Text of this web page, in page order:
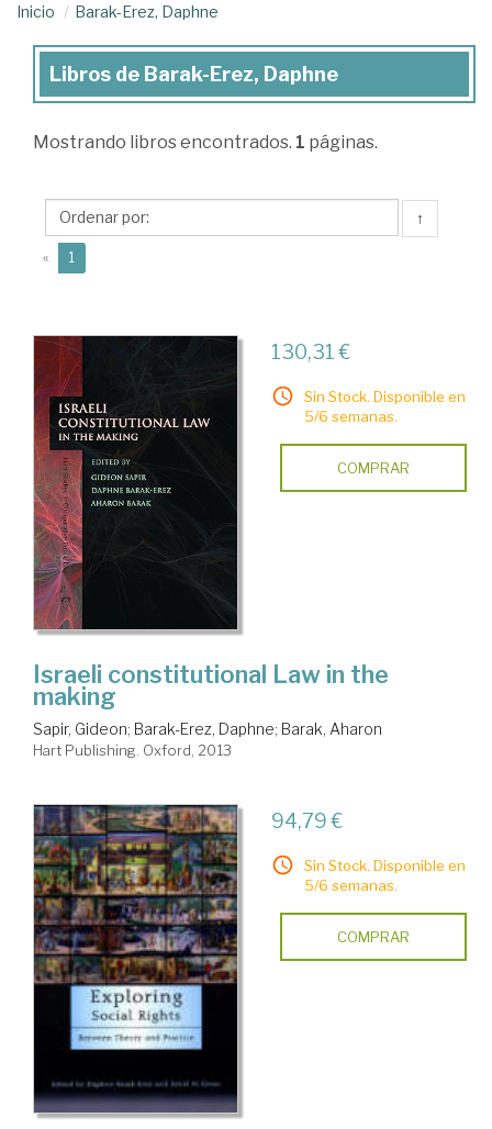
Inicio Barak-Erez, Daphne
Libros
Barak-
Daphne
Libros de Barak-Erez, Daphne
Mostrando libros encontrados. 1 páginas.
↑
« 1
130,31 €
Sin Stock. Disponible en
5/6 semanas.
COMPRAR
Israeli constitutional Law in the
making
Sapir, Gideon; Barak-Erez, Daphne; Barak, Aharon
Hart Publishing. Oxford, 2013
94,79 €
Sin Stock. Disponible en
5/6 semanas.
COMPRAR